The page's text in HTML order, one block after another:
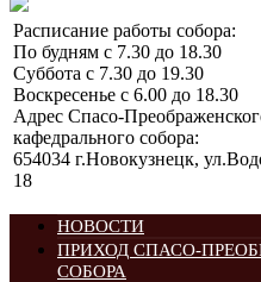
Расписание работы собора:
По будням с 7.30 до 18.30
Суббота с 7.30 до 19.30
Воскресенье с 6.00 до 18.30
Адрес Спасо-
кафедрального собора:
654034 г.Новокузнецк,
18
НОВОСТИ
ПРИХОД СПАСО-
СОБОРА